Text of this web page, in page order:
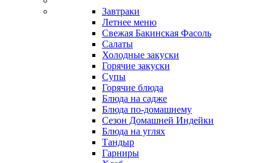
Завтраки
Летнее меню
Свежая Бакинская Фасоль
Салаты
Холодные закуски
Горячие закуски
Супы
Горячие блюда
Блюда на садже
Блюда по-домашнему
Сезон Домашней Индейки
Блюда на углях
Тандыр
Гарниры